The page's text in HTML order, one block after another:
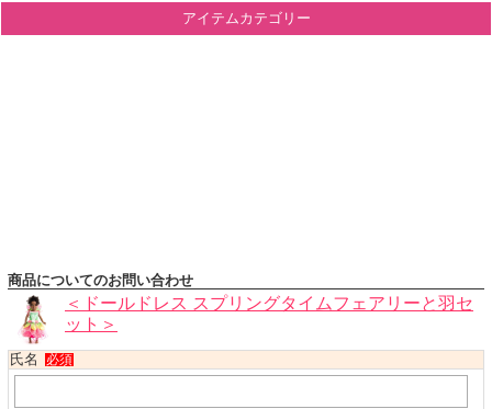
アイテムカテゴリー
商品についてのお問い合わせ
＜ドールドレス スプリングタイムフェアリーと羽セ
ット＞
氏名 必須
ディズニキャラクター
アウトレット
ショッピングインフォメーション